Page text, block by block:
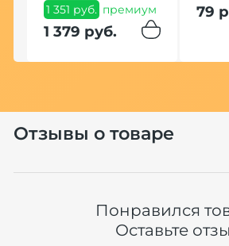
1 351 руб. премиум
1 379 руб.
79
Отзывы о товаре
Понравился
Оставьте